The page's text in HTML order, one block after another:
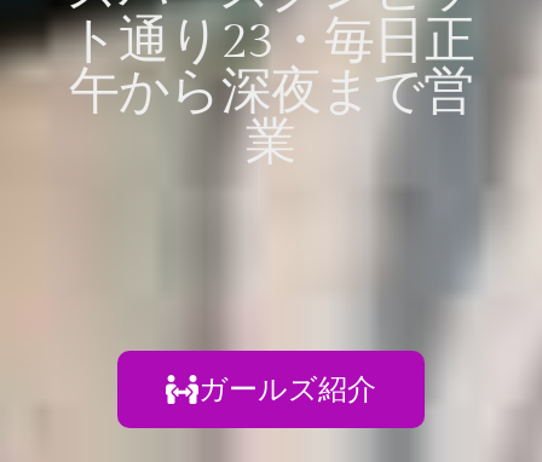
ト通り23・毎日正
午から深夜まで営
業
ガールズ紹介